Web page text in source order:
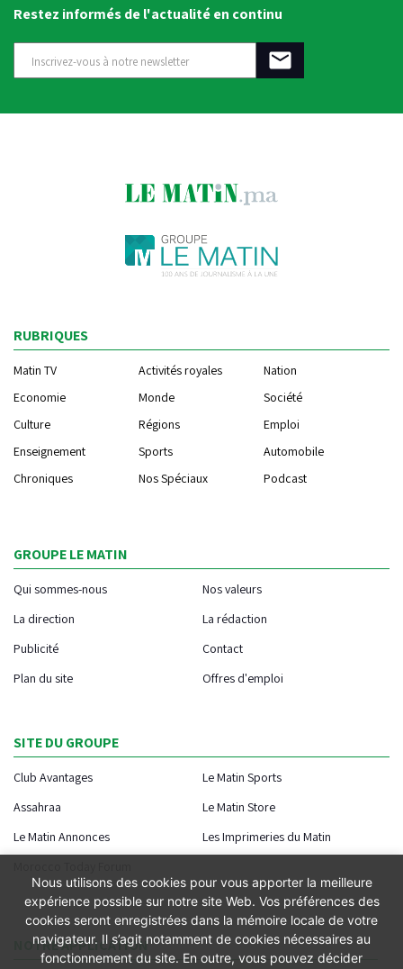
Restez informés de l'actualité en continu
RUBRIQUES
Matin TV Activités royales
Nation
Economie
Monde
Société
Culture
Régions
Emploi
Enseignement
Sports
Automobile
Chroniques
Nos Spéciaux Podcast
GROUPE LE MATIN
Qui sommes-nous
Nos valeurs
La direction
La rédaction
Publicité
Contact
Plan du site
Offres d'emploi
SITE DU GROUPE
Club Avantages
Le Matin Sports
Assahraa
Le Matin Store
Le Matin Annonces
Les Imprimeries du Matin
NOTRE APPLICATION
Nous utilisons des cookies pour vous apporter la meilleure
expérience possible sur notre site Web. Vos préférences des
cookies seront enregistrées dans la mémoire locale de votre
navigateur. Il s’agit notamment de cookies nécessaires au
fonctionnement du site. En outre, vous pouvez décider